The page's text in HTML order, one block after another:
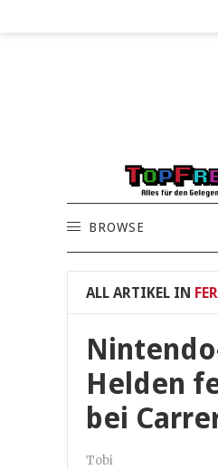
BROWSE
ALL ARTIKEL IN
Helden
bei
Tobi